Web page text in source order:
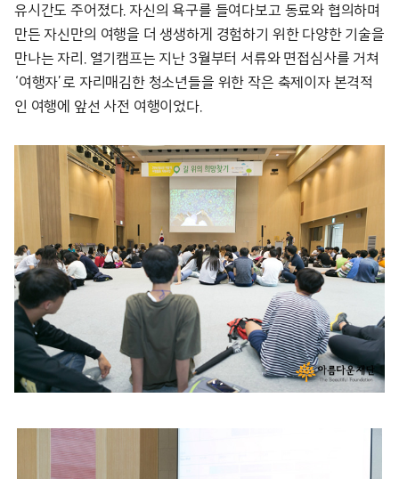
유시간도 주어졌다. 자신의 욕구를 들여다보고 동료와 협의하며
만든 자신만의 여행을 더 생생하게 경험하기 위한 다양한 기술을
만나는 자리. 열기캠프는 지난 3월부터 서류와 면접심사를 거쳐
‘여행자’로 자리매김한 청소년들을 위한 작은 축제이자 본격적
인 여행에 앞선 사전 여행이었다.